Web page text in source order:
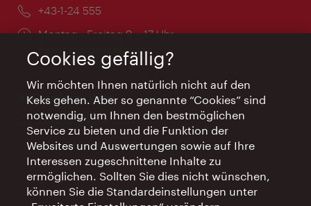
Telefon:
+43-1-24 555
Öffnungszeiten:
Montag - Freitag 9 – 17 Uhr
Feiertags geschlossen
AI Concierge Wien
Ort:
concierge.wien.info
Öffnungszeiten:
Informationen rund um die Uhr
Cookies gefällig?
Wir möchten Ihnen natürlich nicht auf den
Keks gehen. Aber so genannte “Cookies” sind
notwendig, um Ihnen den bestmöglichen
Service zu bieten und die Funktion der
Websites und Auswertungen sowie auf Ihre
Interessen zugeschnittene Inhalte zu
ermöglichen. Sollten Sie dies nicht wünschen,
können Sie die Standardeinstellungen unter